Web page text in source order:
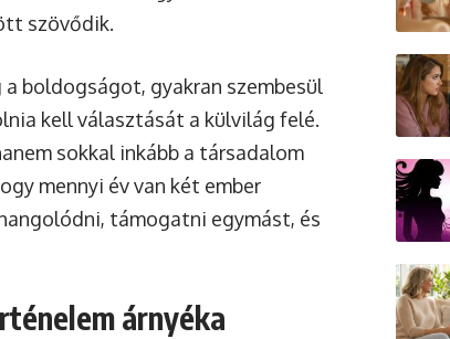
szövődik.
boldogságot, gyakran szembesül
kell választását a külvilág felé.
sokkal inkább a társadalom
mennyi év van két ember
támogatni egymást, és
árnyéka